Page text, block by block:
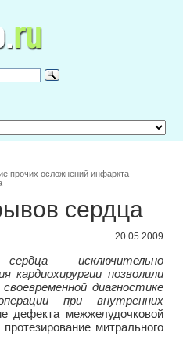
прочих осложнений инфаркта
сердца
20.05.2009
исключительно
кардиохирургии позволили
диагностике
при внутренних
дефекта межжелудочковой
митрального